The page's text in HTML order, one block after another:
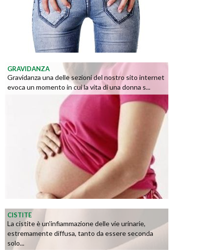
GRAVIDANZA
Gravidanza una delle sezioni del nostro sito internet
evoca un momento in cui la vita di una donna s...
CISTITE
La cistite è un'infiammazione delle vie urinarie,
estremamente diffusa, tanto da essere seconda
solo...